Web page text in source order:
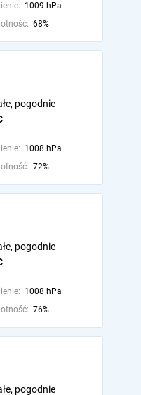
1009 hPa
68%
pogodnie
1008 hPa
72%
pogodnie
1008 hPa
76%
pogodnie